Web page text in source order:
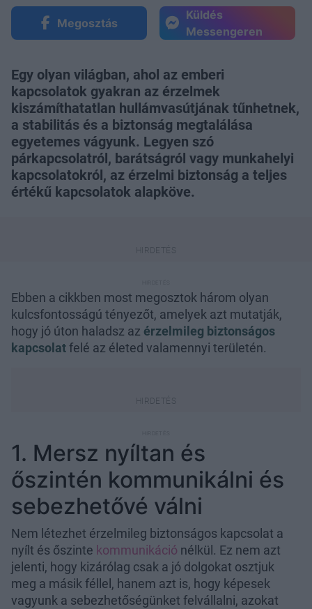
Megosztás
Küldés
Messengeren
Egy olyan világban, ahol az emberi
kapcsolatok gyakran az érzelmek
kiszámíthatatlan hullámvasútjának tűnhetnek,
a stabilitás és a biztonság megtalálása
egyetemes vágyunk. Legyen szó
párkapcsolatról, barátságról vagy munkahelyi
kapcsolatokról, az érzelmi biztonság a teljes
értékű kapcsolatok alapköve.
Ebben a cikkben most megosztok három olyan
kulcsfontosságú tényezőt, amelyek azt mutatják,
hogy jó úton haladsz az érzelmileg biztonságos
kapcsolatfelé az életed valamennyi területén.
1. Mersz nyíltan és
őszintén kommunikálni és
sebezhetővé válni
Nem létezhet érzelmileg biztonságos kapcsolat a
nyílt és őszinte kommunikáció nélkül. Ez nem azt
jelenti, hogy kizárólag csak a jó dolgokat osztjuk
meg a másik féllel, hanem azt is, hogy képesek
vagyunk a sebezhetőségünket felvállalni, azokat